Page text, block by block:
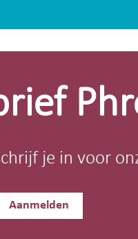
je in voor
Aanmelden